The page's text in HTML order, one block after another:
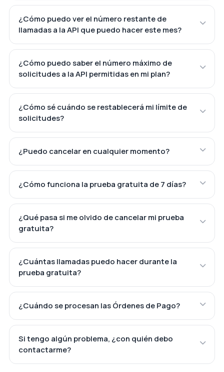
¿Cómo puedo ver el número restante de
llamadas a la API que puedo hacer este mes?
¿Cómo puedo saber el número máximo de
solicitudes a la API permitidas en mi plan?
¿Cómo sé cuándo se restablecerá mi límite de
solicitudes?
¿Puedo cancelar en cualquier momento?
¿Cómo funciona la prueba gratuita de 7 días?
¿Qué pasa si me olvido de cancelar mi prueba
gratuita?
¿Cuántas llamadas puedo hacer durante la
prueba gratuita?
¿Cuándo se procesan las Órdenes de Pago?
Si tengo algún problema, ¿con quién debo
contactarme?